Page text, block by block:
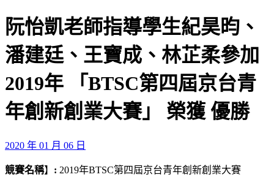
阮怡凱老師指導學生紀昊昀、
潘建廷、王寶成、林芷柔參加
2019年 「BTSC第四屆京台青
年創新創業大賽」 榮獲 優勝
2020 年 01 月 06 日
競賽名稱】 : 2019年BTSC第四屆京台青年創新創業大賽